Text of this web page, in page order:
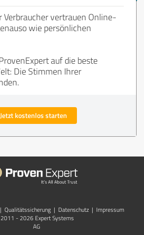
Verbraucher vertrauen Online-
wie persönlichen
auf die beste
Die Stimmen Ihrer
Jetzt kostenlos starten
| Qualitätssicherung | Datenschutz | Impressum
2011 - 2026 Expert Systems
AG